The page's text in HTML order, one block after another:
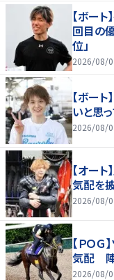
【ボー
回目の
位」
2026/08/
【ボー
いと思
2026/08/
【オー
気配を
2026/08/
【ＰＯ
気配 陣
2026/08/